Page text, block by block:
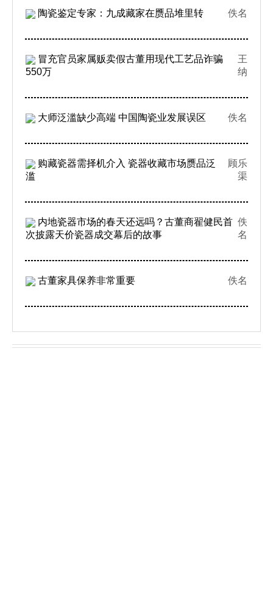
陶瓷鉴定专家：九成藏家在赝品堆里转 佚名
冒充官员家属贩卖假古董用现代工艺品诈骗
550万
王
纳
大师泛滥缺少高端 中国陶瓷业发展误区 佚名
购藏瓷器需择机介入 瓷器收藏市场赝品泛
滥
顾乐
渠
内地瓷器市场的春天还远吗？古董商翟健民首
次披露天价瓷器成交幕后的故事
佚
名
古董家具保养非常重要 佚名